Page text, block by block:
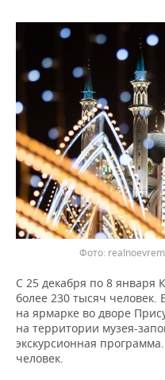
Фото:
С 25 декабря по 8 января
более 230 тысяч
на ярмарке во дворе
на территории музея-
экскурсионная
человек.